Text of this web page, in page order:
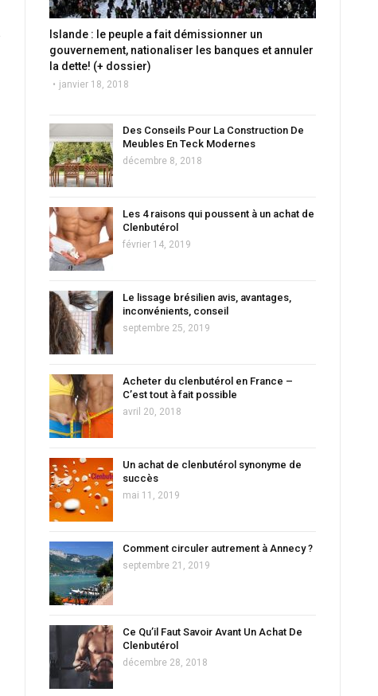
Islande : le peuple a fait démissionner un
gouvernement, nationaliser les banques et annuler
la dette! (+ dossier)
janvier 18, 2018
Des Conseils Pour La Construction De
Meubles En Teck Modernes
décembre 8, 2018
Les 4 raisons qui poussent à un achat de
Clenbutérol
février 14, 2019
Le lissage brésilien avis, avantages,
inconvénients, conseil
septembre 25, 2019
Acheter du clenbutérol en France –
C’est tout à fait possible
avril 20, 2018
Un achat de clenbutérol synonyme de
succès
mai 11, 2019
Comment circuler autrement à Annecy ?
septembre 21, 2019
Ce Qu’il Faut Savoir Avant Un Achat De
Clenbutérol
décembre 28, 2018